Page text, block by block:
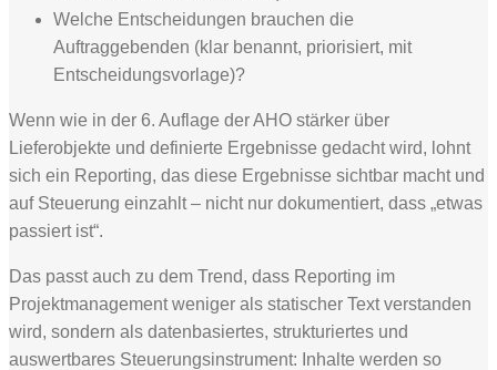
Welche Entscheidungen brauchen die
Auftraggebenden (klar benannt, priorisiert, mit
Entscheidungsvorlage)?
Wenn wie in der 6. Auflage der AHO stärker über
Lieferobjekte und definierte Ergebnisse gedacht wird, lohnt
sich ein Reporting, das diese Ergebnisse sichtbar macht und
auf Steuerung einzahlt – nicht nur dokumentiert, dass „etwas
passiert ist“.
Das passt auch zu dem Trend, dass Reporting im
Projektmanagement weniger als statischer Text verstanden
wird, sondern als datenbasiertes, strukturiertes und
auswertbares Steuerungsinstrument: Inhalte werden so